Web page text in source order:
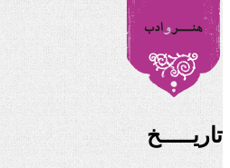
تاریـــــخ